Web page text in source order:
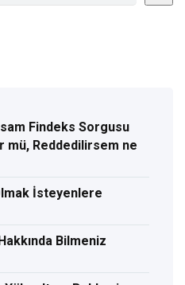
Findeks Sorgusu
mü, Reddedilirsem ne
İsteyenlere
Bilmeniz